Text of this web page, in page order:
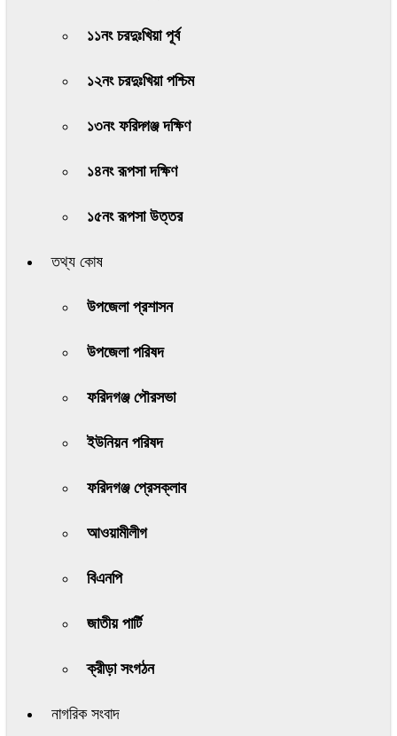
১১নং চরদুঃখিয়া পূর্ব
১২নং চরদুঃখিয়া পশ্চিম
১৩নং ফরিদ্গঞ্জ দক্ষিণ
১৪নং রূপসা দক্ষিণ
১৫নং রূপসা উত্তর
তথ্য কোষ
উপজেলা প্রশাসন
উপজেলা পরিষদ
ফরিদগঞ্জ পৌরসভা
ইউনিয়ন পরিষদ
ফরিদগঞ্জ প্রেসক্লাব
আওয়ামীলীগ
বিএনপি
জাতীয় পার্টি
ক্রীড়া সংগঠন
নাগরিক সংবাদ